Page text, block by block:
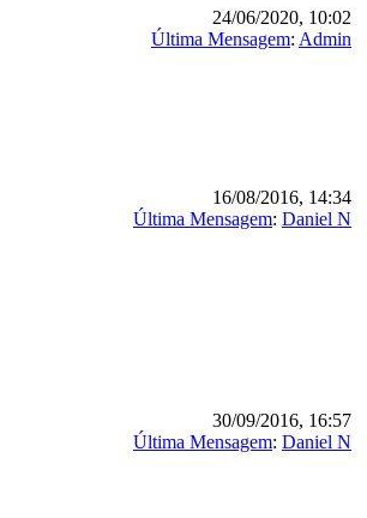
24/06/2020, 10:02
Última Mensagem: Admin
16/08/2016, 14:34
Última Mensagem: Daniel N
30/09/2016, 16:57
Última Mensagem: Daniel N